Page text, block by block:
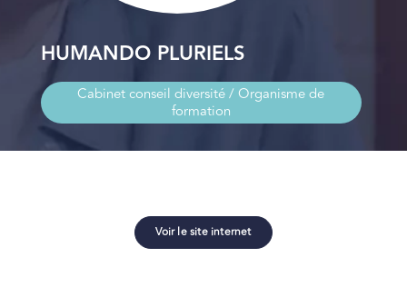
HUMANDO PLURIELS
Cabinet conseil diversité / Organisme de
formation
Voir le site internet